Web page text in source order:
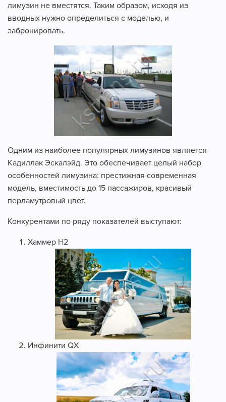
лимузин не вместятся. Таким образом, исходя из
вводных нужно определиться с моделью, и
забронировать.
Одним из наиболее популярных лимузинов является
Кадиллак Эскалэйд. Это обеспечивает целый набор
особенностей лимузина: престижная современная
модель, вместимость до 15 пассажиров, красивый
перламутровый цвет.
Конкурентами по ряду показателей выступают:
Хаммер H2
Инфинити QX